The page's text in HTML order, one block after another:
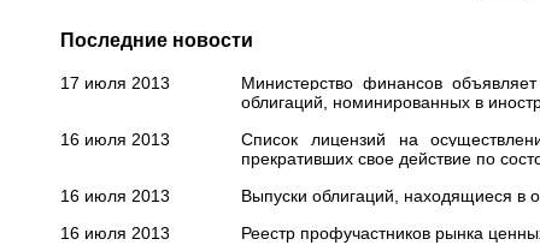
Последние новости
17 июля 2013
Министерство финансов
облигаций, номинированных в
16 июля 2013
Список лицензий на
прекративших свое действие по
16 июля 2013
Выпуски облигаций, находящиеся в
16 июля 2013
Реестр профучастников рынка